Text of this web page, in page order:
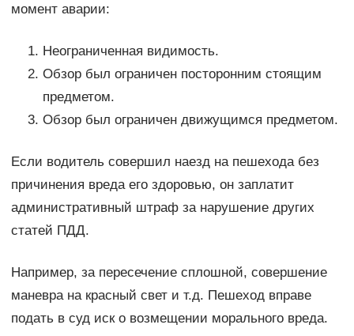
момент аварии:
Неограниченная видимость.
Обзор был ограничен посторонним стоящим
предметом.
Обзор был ограничен движущимся предметом.
Если водитель совершил наезд на пешехода без
причинения вреда его здоровью, он заплатит
административный штраф за нарушение других
статей ПДД.
Например, за пересечение сплошной, совершение
маневра на красный свет и т.д. Пешеход вправе
подать в суд иск о возмещении морального вреда.